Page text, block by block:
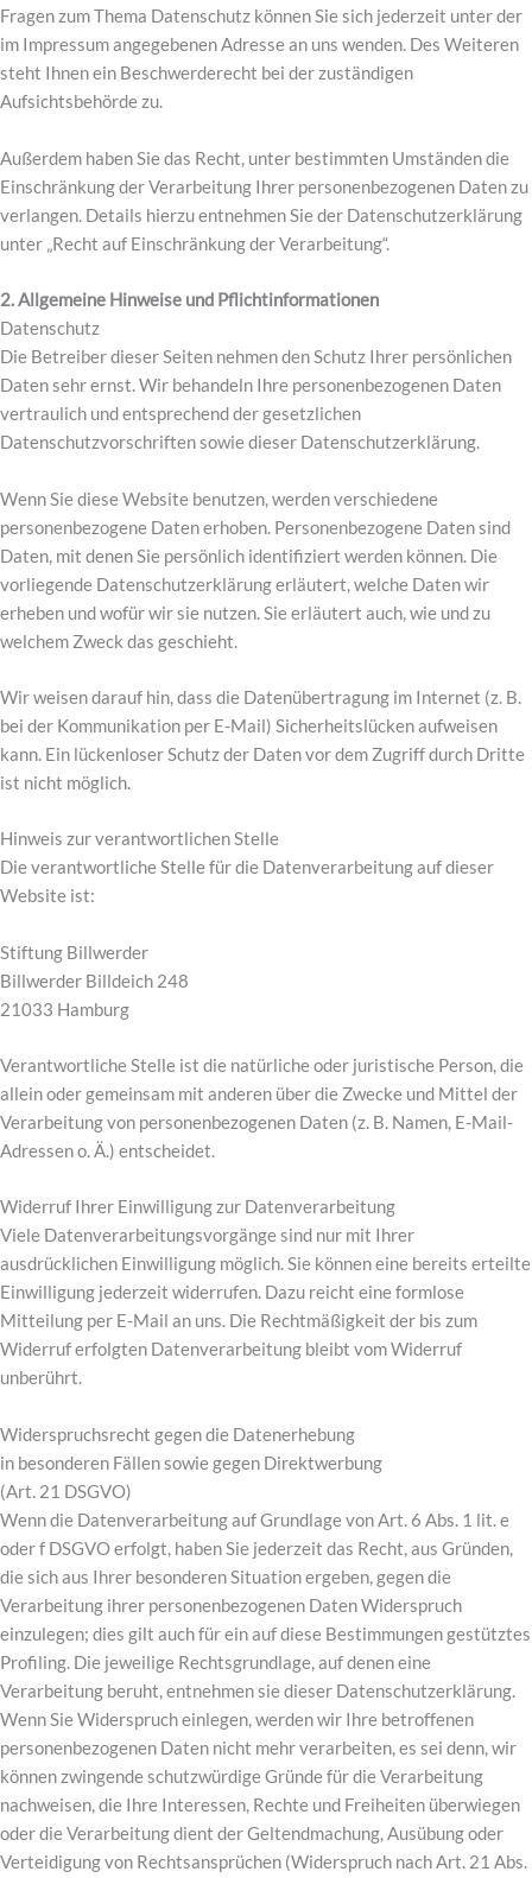
Fragen zum Thema Datenschutz können Sie sich jederzeit unter der
im Impressum angegebenen Adresse an uns wenden. Des Weiteren
steht Ihnen ein Beschwerderecht bei der zuständigen
Aufsichtsbehörde zu.
Außerdem haben Sie das Recht, unter bestimmten Umständen die
Einschränkung der Verarbeitung Ihrer personenbezogenen Daten zu
verlangen. Details hierzu entnehmen Sie der Datenschutzerklärung
unter „Recht auf Einschränkung der Verarbeitung“.
2. Allgemeine Hinweise und Pflichtinformationen
Datenschutz
Die Betreiber dieser Seiten nehmen den Schutz Ihrer persönlichen
Daten sehr ernst. Wir behandeln Ihre personenbezogenen Daten
vertraulich und entsprechend der gesetzlichen
Datenschutzvorschriften sowie dieser Datenschutzerklärung.
Wenn Sie diese Website benutzen, werden verschiedene
personenbezogene Daten erhoben. Personenbezogene Daten sind
Daten, mit denen Sie persönlich identifiziert werden können. Die
vorliegende Datenschutzerklärung erläutert, welche Daten wir
erheben und wofür wir sie nutzen. Sie erläutert auch, wie und zu
welchem Zweck das geschieht.
Wir weisen darauf hin, dass die Datenübertragung im Internet (z. B.
bei der Kommunikation per E-Mail) Sicherheitslücken aufweisen
kann. Ein lückenloser Schutz der Daten vor dem Zugriff durch Dritte
ist nicht möglich.
Hinweis zur verantwortlichen Stelle
Die verantwortliche Stelle für die Datenverarbeitung auf dieser
Website ist:
Stiftung Billwerder
Billwerder Billdeich 248
21033 Hamburg
Verantwortliche Stelle ist die natürliche oder juristische Person, die
allein oder gemeinsam mit anderen über die Zwecke und Mittel der
Verarbeitung von personenbezogenen Daten (z. B. Namen, E-Mail-
Adressen o. Ä.) entscheidet.
Widerruf Ihrer Einwilligung zur Datenverarbeitung
Viele Datenverarbeitungsvorgänge sind nur mit Ihrer
ausdrücklichen Einwilligung möglich. Sie können eine bereits erteilte
Einwilligung jederzeit widerrufen. Dazu reicht eine formlose
Mitteilung per E-Mail an uns. Die Rechtmäßigkeit der bis zum
Widerruf erfolgten Datenverarbeitung bleibt vom Widerruf
unberührt.
Widerspruchsrecht gegen die Datenerhebung
in besonderen Fällen sowie gegen Direktwerbung
(Art. 21 DSGVO)
Wenn die Datenverarbeitung auf Grundlage von Art. 6 Abs. 1 lit. e
oder f DSGVO erfolgt, haben Sie jederzeit das Recht, aus Gründen,
die sich aus Ihrer besonderen Situation ergeben, gegen die
Verarbeitung ihrer personenbezogenen Daten Widerspruch
einzulegen; dies gilt auch für ein auf diese Bestimmungen gestütztes
Profiling. Die jeweilige Rechtsgrundlage, auf denen eine
Verarbeitung beruht, entnehmen sie dieser Datenschutzerklärung.
Wenn Sie Widerspruch einlegen, werden wir Ihre betroffenen
personenbezogenen Daten nicht mehr verarbeiten, es sei denn, wir
können zwingende schutzwürdige Gründe für die Verarbeitung
nachweisen, die Ihre Interessen, Rechte und Freiheiten überwiegen
oder die Verarbeitung dient der Geltendmachung, Ausübung oder
Verteidigung von Rechtsansprüchen (Widerspruch nach Art. 21 Abs.